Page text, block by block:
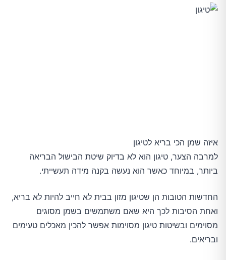
טיגון בחתיכות גדולות
איזה שמן הכי בריא לטיגון
למרבה הצער, טיגון הוא לא בדיוק שיטת הבישול הבריאה
ביותר, במיוחד כאשר הוא נעשה בקנה מידה תעשייתי.
החדשות הטובות הן שטיגון מזון בבית לא חייב להיות לא בריא,
ואחת הסיבות לכך היא שאם משתמשים בשמן מסוגים
מסוימים ובשיטות טיגון מסוימות אפשר להכין מאכלים טעימים
ובריאים.